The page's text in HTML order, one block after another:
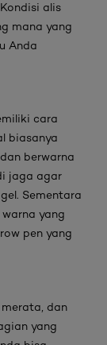
alis
mana yang
Anda
cara
biasanya
berwarna
jaga agar
Sementara
yang
pen yang
dan
yang